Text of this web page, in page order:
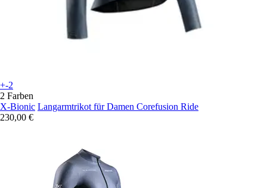
+-2
2 Farben
X-Bionic Langarmtrikot für Damen Corefusion Ride
230,00 €